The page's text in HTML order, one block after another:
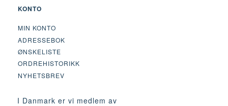
KONTO
MIN KONTO
ADRESSEBOK
ØNSKELISTE
ORDREHISTORIKK
NYHETSBREV
I Danmark er vi medlem av